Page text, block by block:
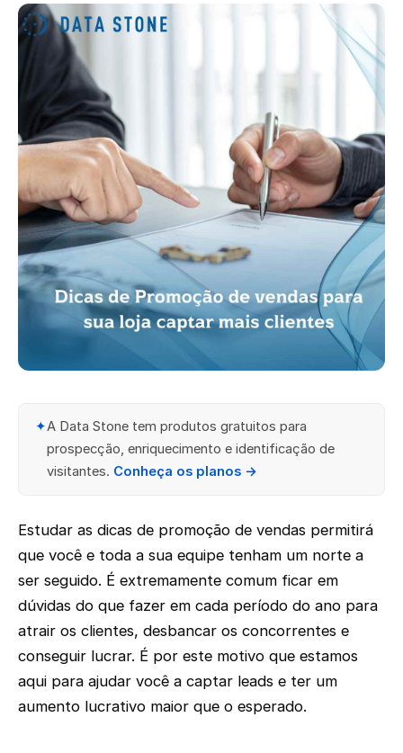
✦A Data Stone tem produtos gratuitos para
prospecção, enriquecimento e identificação de
visitantes. Conheça os planos →
Estudar as dicas de promoção de vendas permitirá
que você e toda a sua equipe tenham um norte a
ser seguido. É extremamente comum ficar em
dúvidas do que fazer em cada período do ano para
atrair os clientes, desbancar os concorrentes e
conseguir lucrar. É por este motivo que estamos
aqui para ajudar você a captar leads e ter um
aumento lucrativo maior que o esperado.